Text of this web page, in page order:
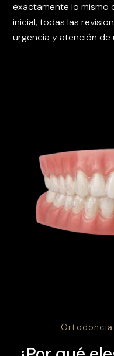
exactamente lo mismo
inicial, todas las
urgencia y atención de